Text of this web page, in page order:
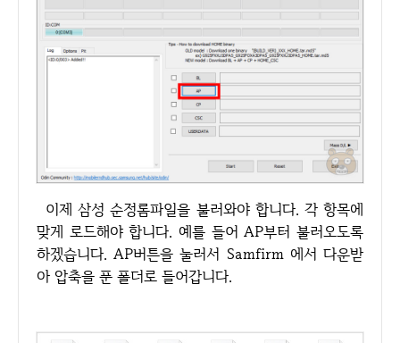
이제 삼성 순정롬파일을 불러와야 합니다. 각 항목에
맞게 로드해야 합니다. 예를 들어 AP부터 불러오도록
하겠습니다. AP버튼을 눌러서 Samfirm 에서 다운받
아 압축을 푼 폴더로 들어갑니다.